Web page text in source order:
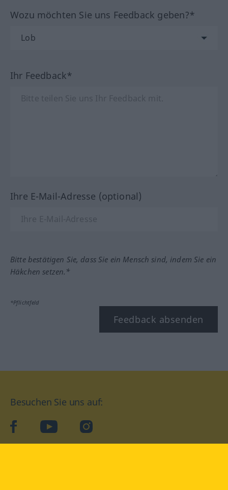
Wozu möchten Sie uns Feedback geben?*
Ihr Feedback*
Ihre E-Mail-Adresse (optional)
Bitte bestätigen Sie, dass Sie ein Mensch sind, indem Sie ein
Häkchen setzen.*
*Pflichtfeld
Feedback absenden
Besuchen Sie uns auf:
facebookYouTube Instagram